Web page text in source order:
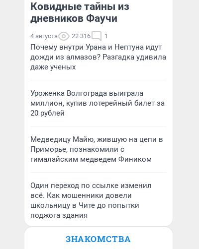
Ковидные тайны из
дневников Фаучи
4 августа 22 316 1
Почему внутри Урана и Нептуна идут
дожди из алмазов? Разгадка удивила
даже ученых
Уроженка Волгограда выиграла
миллион, купив лотерейный билет за
20 рублей
Медведицу Майю, жившую на цепи в
Приморье, познакомили с
гималайским медведем Фиником
Один переход по ссылке изменил
всё. Как мошенники довели
школьницу в Чите до попытки
поджога здания
ЗНАКОМСТВА